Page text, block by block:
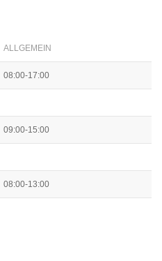
ALLGEMEIN
08:00-17:00
09:00-15:00
08:00-13:00